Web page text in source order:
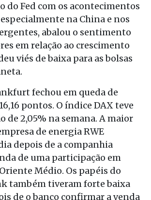
do Fed com os acontecimentos
na China e nos
abalou o sentimento
em relação ao crescimento
viés de baixa para as bolsas
fechou em queda de
pontos. O índice DAX teve
de 2,05% na semana. A maior
de energia RWE
depois de a companhia
de uma participação em
Médio. Os papéis do
também tiveram forte baixa
de o banco confirmar a venda